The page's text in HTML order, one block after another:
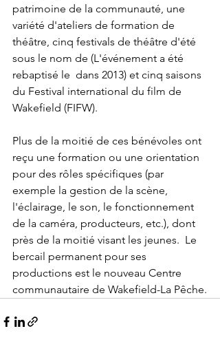
patrimoine de la communauté, une
variété d'ateliers de formation de
théâtre, cinq festivals de théâtre d'été
sous le nom de (L'événement a été
rebaptisé le dans 2013) et cinq saisons
du Festival international du film de
Wakefield (FIFW).
Plus de la moitié de ces bénévoles ont
reçu une formation ou une orientation
pour des rôles spécifiques (par
exemple la gestion de la scène,
l'éclairage, le son, le fonctionnement
de la caméra, producteurs, etc.), dont
près de la moitié visant les jeunes.  Le
bercail permanent pour ses
productions est le nouveau Centre
communautaire de Wakefield-La Pêche.